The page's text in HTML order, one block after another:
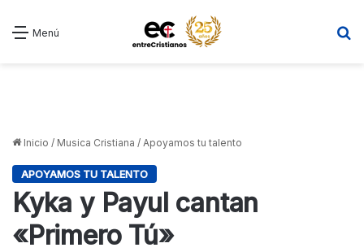
Menú
Inicio / Musica Cristiana / Apoyamos tu talento
APOYAMOS TU TALENTO
Kyka y Payul cantan
«Primero Tú»